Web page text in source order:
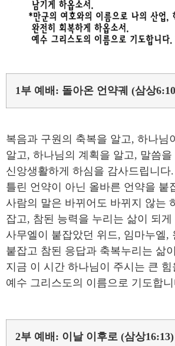
1부 예배: 돌아온 언약궤 (삼상
복음과 구원의 축복을 알고, 하나님
알고, 하나님의 계획을 알고, 말씀을
신앙생활하게 하심을 감사드립니다.
틀린 언약이 아닌 올바른 언약을 붙
사람의 말은 바뀌어도 바뀌지 않는
잡고, 참된 능력을 누리는 삶이 되게
사무엘이 붙잡았던 위드, 임마누엘,
붙잡고 참된 응답과 축복누리는 삶
지금 이 시간 하나님이 주시는 큰
예수 그리스도의 이름으로 기도합
2부 예배: 이날 이후로 (삼상16:13)